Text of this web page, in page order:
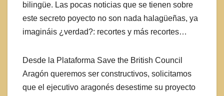
bilingüe. Las pocas noticias que se tienen sobre
este secreto poyecto no son nada halagüeñas, ya
imagináis ¿verdad?: recortes y más recortes…
Desde la Plataforma Save the British Council
Aragón queremos ser constructivos, solicitamos
que el ejecutivo aragonés desestime su proyecto